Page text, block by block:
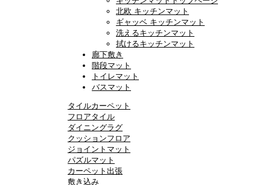
北欧 キッチンマット
ギャッベ キッチンマット
洗えるキッチンマット
拭けるキッチンマット
廊下敷き
階段マット
トイレマット
バスマット
タイルカーペット
フロアタイル
ダイニングラグ
クッションフロア
ジョイントマット
パズルマット
カーペット出張
敷き込み